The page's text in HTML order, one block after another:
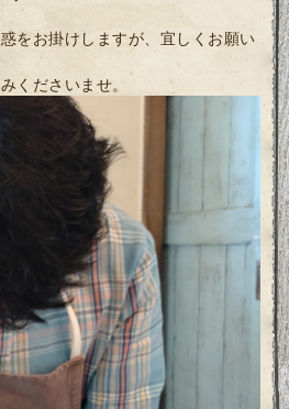
をお掛けしますが、宜しくお願い
くださいませ。